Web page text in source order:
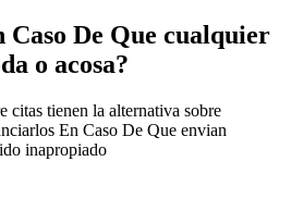
Caso De Que cualquier
o acosa?
citas tienen la alternativa sobre
En Caso De Que envian
inapropiado